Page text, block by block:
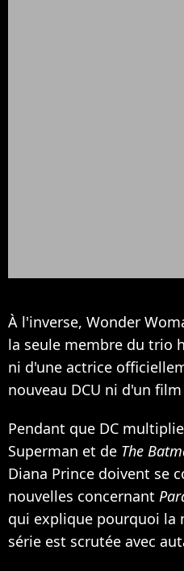
À l'inverse, Wonder
la seule membre du trio
ni d'une actrice
nouveau DCU ni d'un
Pendant que DC
Superman et de The
Diana Prince doivent se
nouvelles concernant
qui explique pourquoi la
série est scrutée avec